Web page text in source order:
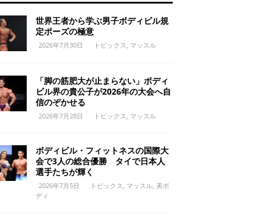
世界王者から学ぶ男子ボディビル規
定ポーズの極意
2026年7月30日 トピックス マッスル
「脚の筋肥大が止まらない」ボディ
ビル界の貴公子が2026年の大会へ自
信のぞかせる
2026年7月28日 トピックス マッスル
ボディビル・フィットネスの国際大
会で3人の総合優勝 タイで日本人
選手たちが輝く
2026年7月5日 トピックス マッスル, 美ボ
ディ